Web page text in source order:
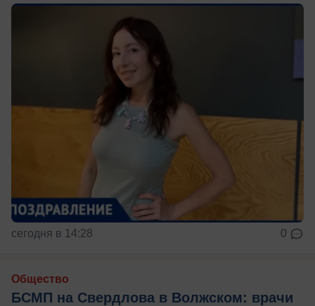
сегодня в 14:28 0
Общество
БСМП на Свердлова в Волжском: врачи